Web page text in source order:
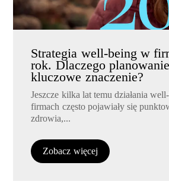
Strategia well-being w
rok. Dlaczego
kluczowe znaczenie?
Jeszcze kilka lat temu działania
firmach często pojawiały się
zdrowia,...
Zobacz więcej